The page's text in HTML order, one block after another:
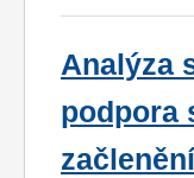
Analýza
podpora